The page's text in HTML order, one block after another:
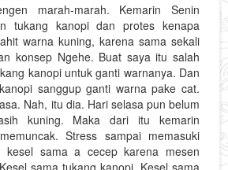
marah-marah. Kemarin Senin
tukang kanopi dan protes kenapa
warna kuning, karena sama sekali
konsep Ngehe. Buat saya itu salah
kanopi untuk ganti warnanya. Dan
sanggup ganti warna pake cat.
Nah, itu dia. Hari selasa pun belum
kuning. Maka dari itu kemarin
Stress sampai memasuki
kesel sama a cecep karena mesen
sama tukang kanopi. Kesel sama